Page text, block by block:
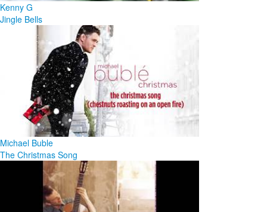
Kenny G
Jingle Bells
Michael Buble
The Christmas Song